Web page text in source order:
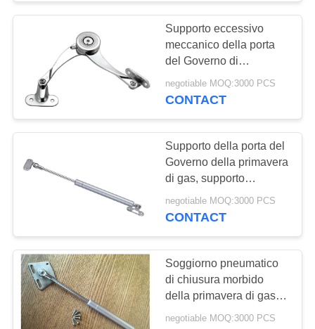
Supporto eccessivo
meccanico della porta
del Governo di
giro/soggiorno idraulico
in lega di zinco della
negotiable MOQ:3000 PCS
CONTACT
Supporto della porta del
Governo della primavera
di gas, supporto
d'acciaio senza cuciture
dell'ascensore della
negotiable MOQ:3000 PCS
CONTACT
Soggiorno pneumatico
di chiusura morbido
della primavera di gas di
sostegno della porta del
negotiable MOQ:3000 PCS